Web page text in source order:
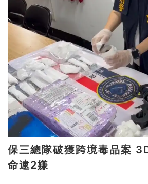
保三總隊破獲跨境毒品案 3D玩具熊藏愷他
命逮2嫌